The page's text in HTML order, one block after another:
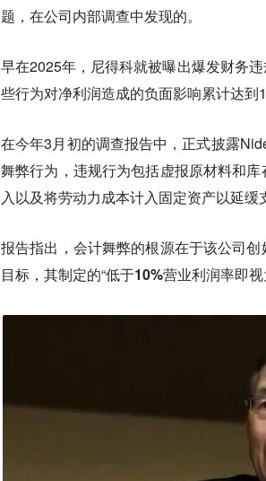
题，在公司内部调查中发现的。
早在2025年，尼得科就被曝出爆发财务
些行为对净利润造成的负面影响累计达到
在今年3月初的调查报告中，正式披露
舞弊行为 ，违规行为包括虚报原材料和
入以及将劳动力成本计入固定资产以延缓
报告指出，会计舞弊的根源在于该公司
目标，其制定的“低于10%营业利润率即